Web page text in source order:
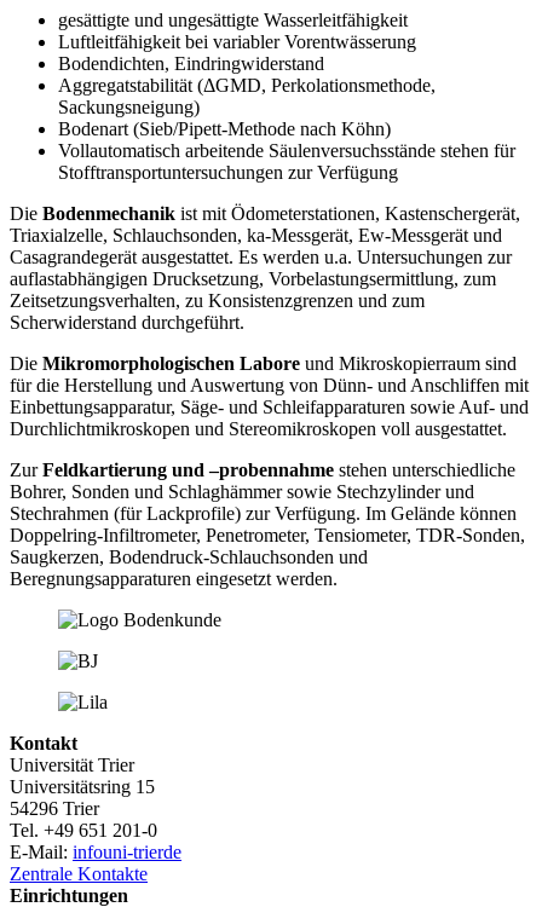
gesättigte und ungesättigte Wasserleitfähigkeit
Luftleitfähigkeit bei variabler Vorentwässerung
Bodendichten, Eindringwiderstand
Aggregatstabilität (ΔGMD, Perkolationsmethode,
Sackungsneigung)
Bodenart (Sieb/Pipett-Methode nach Köhn)
Vollautomatisch arbeitende Säulenversuchsstände stehen für
Stofftransportuntersuchungen zur Verfügung
Die Bodenmechanik ist mit Ödometerstationen, Kastenschergerät,
Triaxialzelle, Schlauchsonden, ka-Messgerät, Ew-Messgerät und
Casagrandegerät ausgestattet. Es werden u.a. Untersuchungen zur
auflastabhängigen Drucksetzung, Vorbelastungsermittlung, zum
Zeitsetzungsverhalten, zu Konsistenzgrenzen und zum
Scherwiderstand durchgeführt.
Die Mikromorphologischen Labore und Mikroskopierraum sind
für die Herstellung und Auswertung von Dünn- und Anschliffen mit
Einbettungsapparatur, Säge- und Schleifapparaturen sowie Auf- und
Durchlichtmikroskopen und Stereomikroskopen voll ausgestattet.
ZurFeldkartierung und –probennahme stehen unterschiedliche
Bohrer, Sonden und Schlaghämmer sowie Stechzylinder und
Stechrahmen (für Lackprofile) zur Verfügung. Im Gelände können
Doppelring-Infiltrometer, Penetrometer, Tensiometer, TDR-Sonden,
Saugkerzen, Bodendruck-Schlauchsonden und
Beregnungsapparaturen eingesetzt werden.
Kontakt
Universität Trier
Universitätsring 15
54296 Trier
Tel. +49 651 201-0
E-Mail: infouni-trierde
Zentrale Kontakte
Einrichtungen